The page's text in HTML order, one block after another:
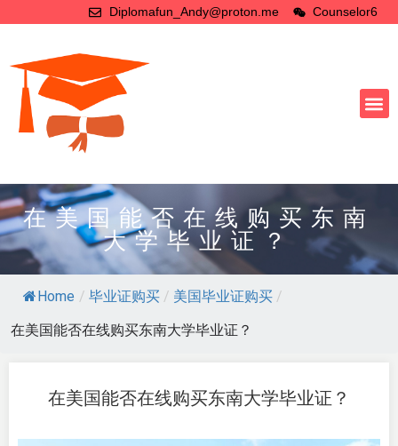
Diplomafun_Andy@proton.me Counselor6
在美国能否在线购买东南
大学毕业证？
Home / 毕业证购买 / 美国毕业证购买 /
在美国能否在线购买东南大学毕业证？
在美国能否在线购买东南大学毕业证？